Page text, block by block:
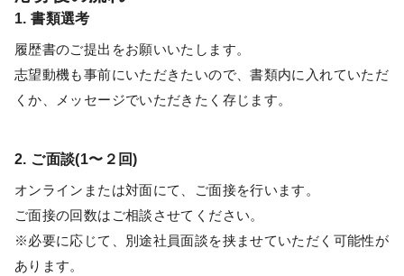
1. 書類選考
履歴書のご提出をお願いいたします。
志望動機も事前にいただきたいので、書類内に入れていただ
くか、メッセージでいただきたく存じます。
2. ご面談(1〜２回)
オンラインまたは対面にて、ご面接を行います。
ご面接の回数はご相談させてください。
※必要に応じて、別途社員面談を挟ませていただく可能性が
あります。